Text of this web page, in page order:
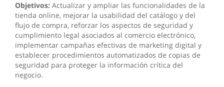
Objetivos: Actualizar y ampliar las funcionalidades de la
tienda online, mejorar la usabilidad del catálogo y del
flujo de compra, reforzar los aspectos de seguridad y
cumplimiento legal asociados al comercio electrónico,
implementar campañas efectivas de marketing digital y
establecer procedimientos automatizados de copias de
seguridad para proteger la información crítica del
negocio.